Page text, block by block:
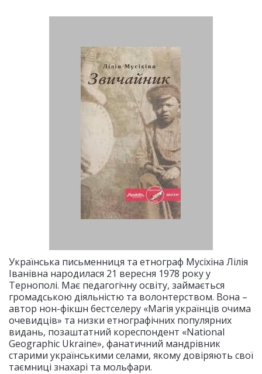
Українська письменниця та етнограф Мусіхіна Лілія
Іванівна народилася 21 вересня 1978 року у
Тернополі. Має педагогічну освіту, займається
громадською діяльністю та волонтерством. Вона –
автор нон-фікшн бестселеру «Магія українців очима
очевидців» та низки етнографічних популярних
видань, позаштатний кореспондент «National
Geographic Ukraine», фанатичний мандрівник
старими українськими селами, якому довіряють свої
таємниці знахарі та мольфари.